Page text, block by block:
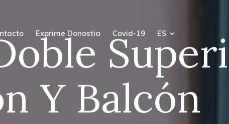
Exprime Donostia Covid-19 ES
Y Balcón